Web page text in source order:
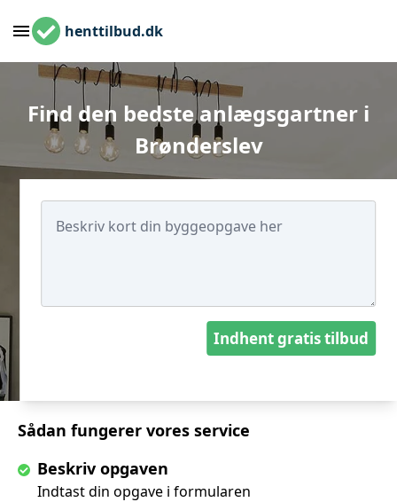
henttilbud.dk
Find den bedste anlægsgartner i
Brønderslev
Sådan fungerer vores service
Beskriv opgaven
Indtast din opgave i formularen
Indhent gratis tilbud